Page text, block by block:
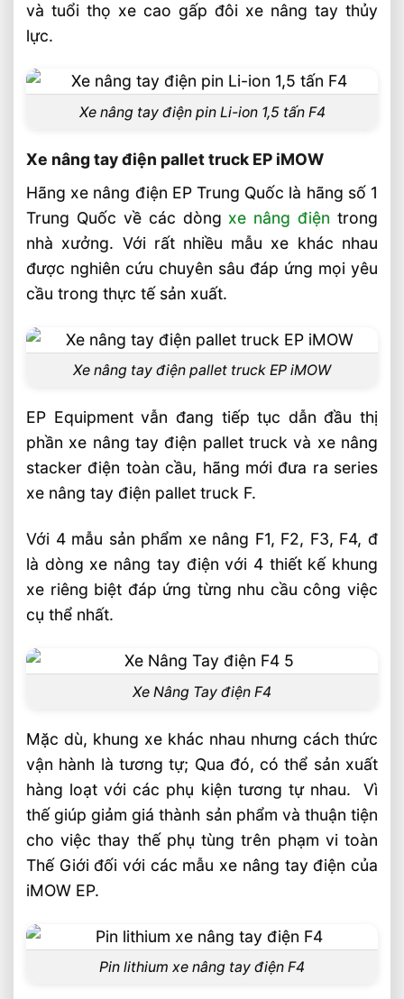
và tuổi thọ xe cao gấp đôi xe nâng tay thủy
lực.
Xe nâng tay điện pin Li-ion 1,5 tấn F4
Xe nâng tay điện pallet truck EP iMOW
Hãng xe nâng điện EP Trung Quốc là hãng số 1
Trung Quốc về các dòng xe nâng điện trong
nhà xưởng. Với rất nhiều mẫu xe khác nhau
được nghiên cứu chuyên sâu đáp ứng mọi yêu
cầu trong thực tế sản xuất.
Xe nâng tay điện pallet truck EP iMOW
EP Equipment vẫn đang tiếp tục dẫn đầu thị
phần xe nâng tay điện pallet truck và xe nâng
stacker điện toàn cầu, hãng mới đưa ra series
xe nâng tay điện pallet truck F.
Với 4 mẫu sản phẩm xe nâng F1, F2, F3, F4, đ
là dòng xe nâng tay điện với 4 thiết kế khung
xe riêng biệt đáp ứng từng nhu cầu công việc
cụ thể nhất.
Xe Nâng Tay điện F4
Mặc dù, khung xe khác nhau nhưng cách thức
vận hành là tương tự; Qua đó, có thể sản xuất
hàng loạt với các phụ kiện tương tự nhau. Vì
thế giúp giảm giá thành sản phẩm và thuận tiện
cho việc thay thế phụ tùng trên phạm vi toàn
Thế Giới đối với các mẫu xe nâng tay điện của
iMOW EP.
Pin lithium xe nâng tay điện F4